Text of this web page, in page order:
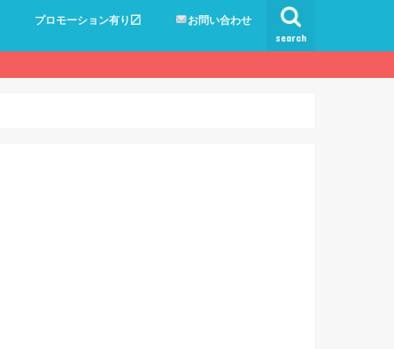
search
プロモーション有り〼 お問い合わせ